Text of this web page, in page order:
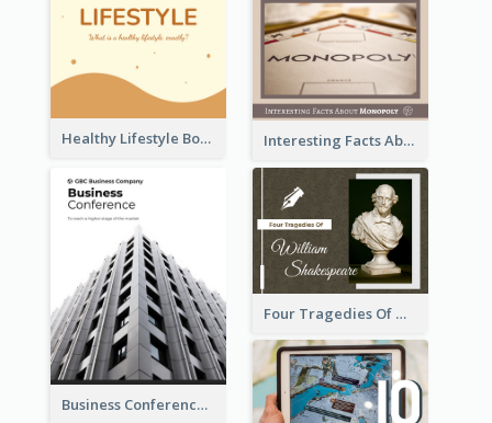
Healthy Lifestyle Booklet Interesting Facts About Monopoly
Business Conference Booklet
Four Tragedies Of William Shakespeare